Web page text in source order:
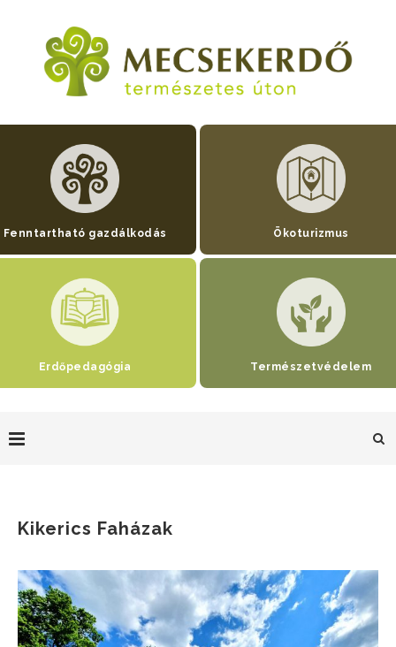
Fenntartható gazdálkodás Ökoturizmus
Erdőpedagógia Természetvédelem
Kikerics Faházak